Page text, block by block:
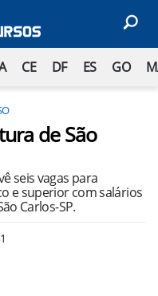
CE DF ES GO
de São
seis vagas para
e superior com salários
Carlos-SP.